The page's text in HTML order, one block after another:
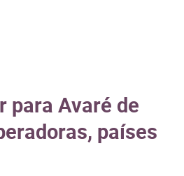
para Avaré de
países